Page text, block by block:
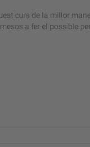
curs de la millor
a fer el possible